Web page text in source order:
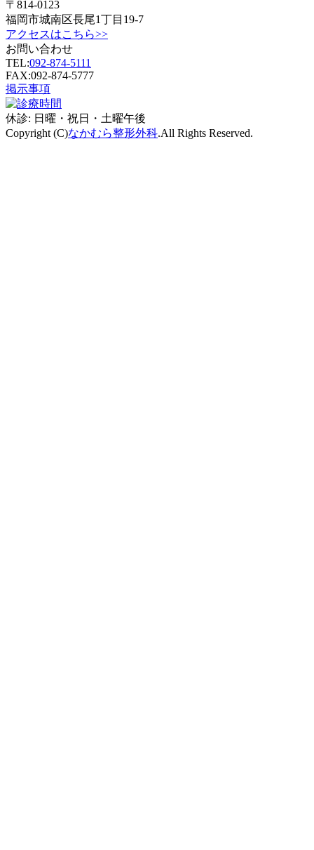
〒814-0123
福岡市城南区長尾1丁目19-7
アクセスはこちら>>
お問い合わせ
TEL:092-874-5111
FAX:092-874-5777
掲示事項
休診: 日曜・祝日・土曜午後
Copyright (C)なかむら整形外科.All Rights Reserved.